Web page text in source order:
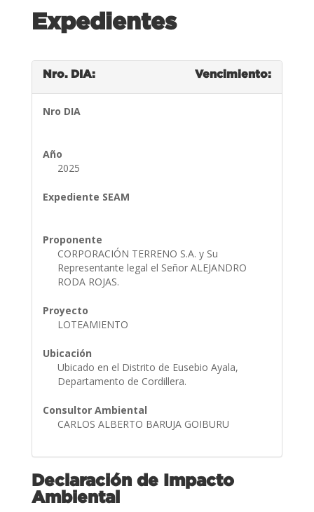
Expedientes
Nro. DIA: Vencimiento:
Nro DIA
Año
2025
Expediente SEAM
Proponente
CORPORACIÓN TERRENO S.A. y Su
Representante legal el Señor ALEJANDRO
RODA ROJAS.
Proyecto
LOTEAMIENTO
Ubicación
Ubicado en el Distrito de Eusebio Ayala,
Departamento de Cordillera.
Consultor Ambiental
CARLOS ALBERTO BARUJA GOIBURU
Declaración de Impacto
Ambiental